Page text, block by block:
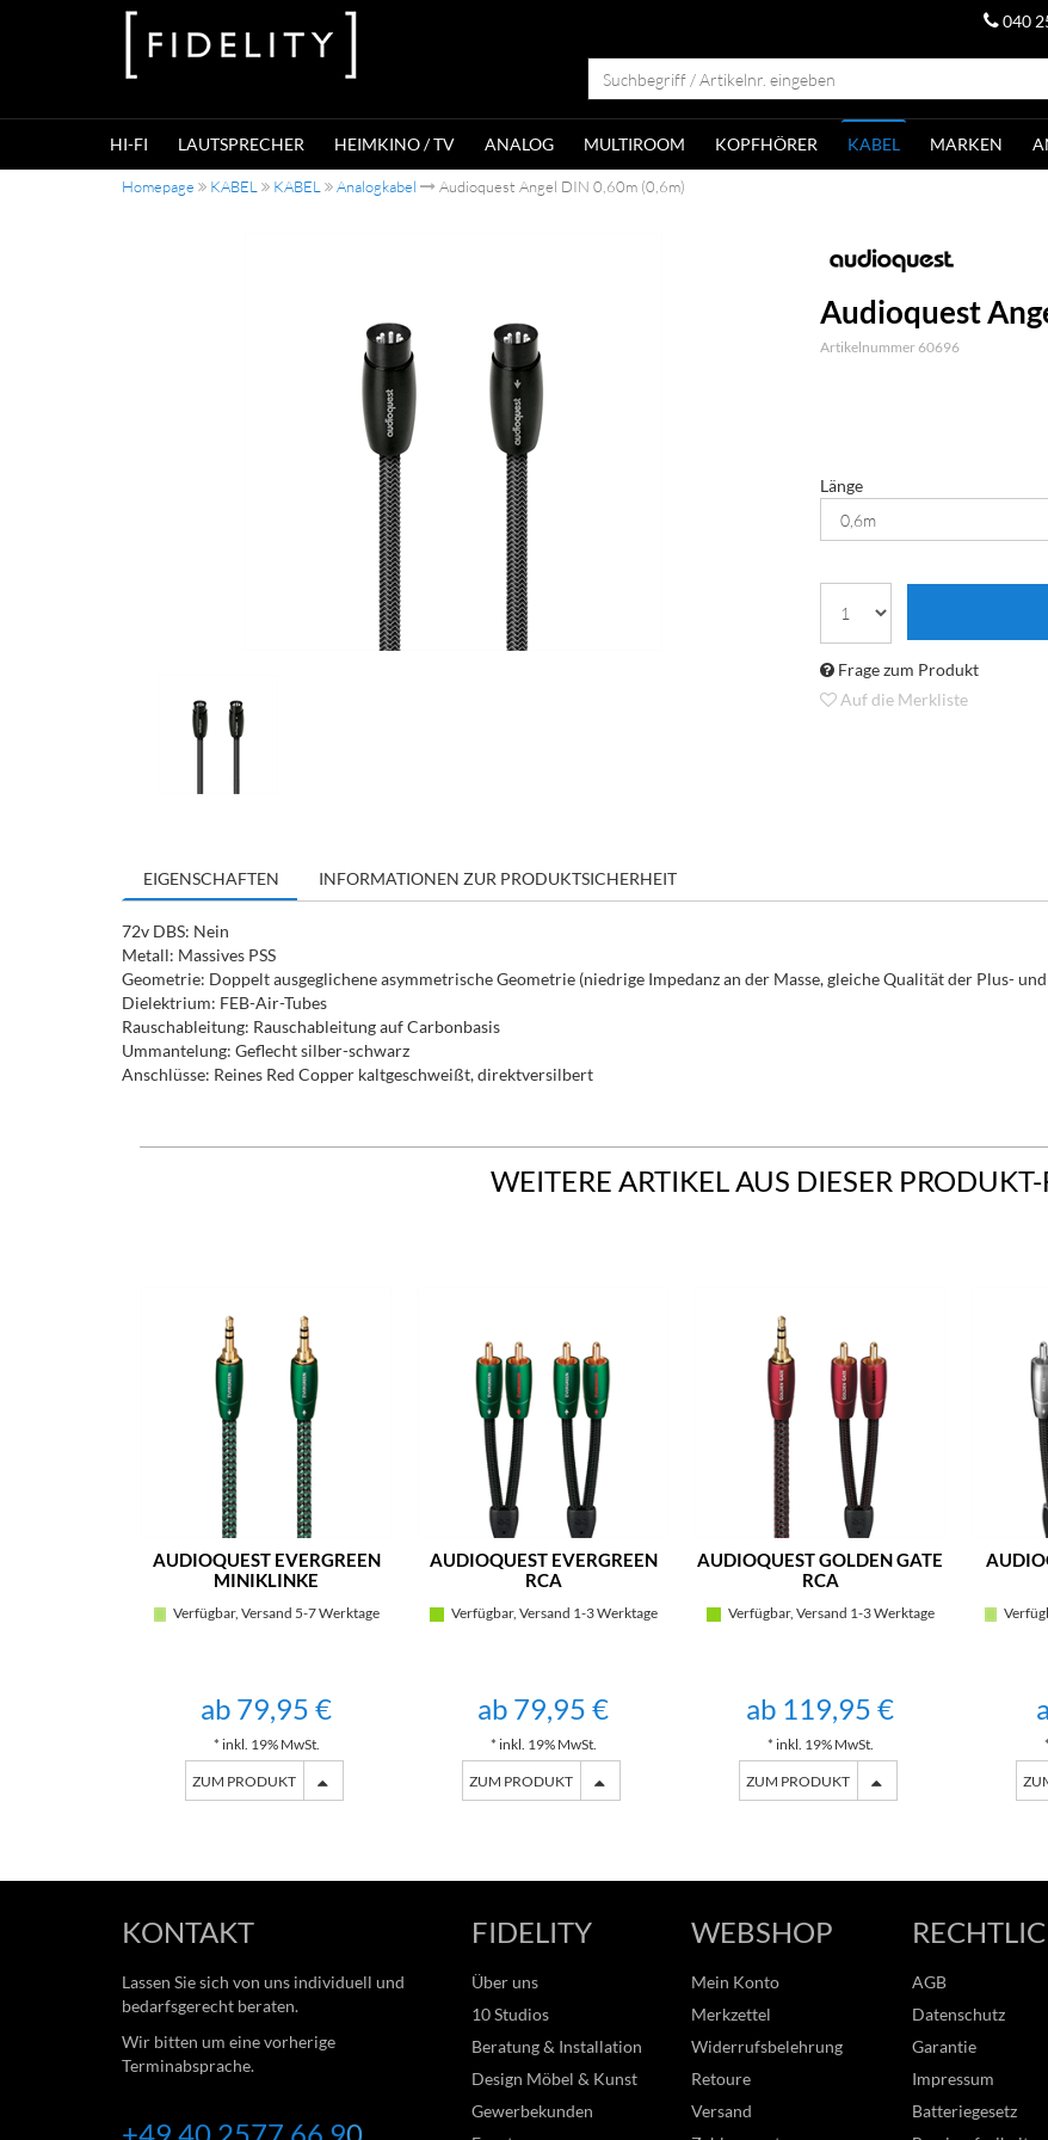
040
HI-FI LAUTSPRECHER HEIMKINO / TV ANALOG MULTIROOM KOPFHÖRER KABEL MARKEN
Homepage KABEL KABEL Analogkabel Audioquest Angel DIN 0,60m (0,6m)
Audioquest
Artikelnummer 60696
Länge
Frage zum Produkt
Auf die Merkliste
EIGENSCHAFTEN INFORMATIONEN ZUR PRODUKTSICHERHEIT
72v DBS: Nein
Metall: Massives PSS
Geometrie: Doppelt ausgeglichene asymmetrische Geometrie (niedrige Impedanz an der Masse, gleiche Qualität der Plus-
Dielektrium: FEB-Air-Tubes
Rauschableitung: Rauschableitung auf Carbonbasis
Ummantelung: Geflecht silber-schwarz
Anschlüsse: Reines Red Copper kaltgeschweißt, direktversilbert
WEITERE ARTIKEL AUS DIESER
AUDIOQUEST EVERGREEN
MINIKLINKE
Verfügbar, Versand 5-7 Werktage
ab 79,95 €
* inkl. 19% MwSt.
ZUM PRODUKT
AUDIOQUEST EVERGREEN
RCA
Verfügbar, Versand 1-3 Werktage
ab 79,95 €
* inkl. 19% MwSt.
ZUM PRODUKT
AUDIOQUEST GOLDEN GATE
RCA
Verfügbar, Versand 1-3 Werktage
ab 119,95 €
* inkl. 19% MwSt.
ZUM PRODUKT
KONTAKT
Lassen Sie sich von uns individuell und
bedarfsgerecht beraten.
Wir bitten um eine vorherige
Terminabsprache.
FIDELITY
Über uns
10 Studios
Beratung & Installation
Design Möbel & Kunst
Gewerbekunden
WEBSHOP
Mein Konto
Merkzettel
Widerrufsbelehrung
Retoure
Versand
AGB
Datenschutz
Garantie
Impressum
Batteriegesetz